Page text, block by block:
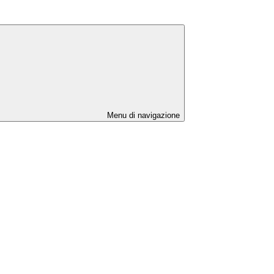
Menu di navigazione